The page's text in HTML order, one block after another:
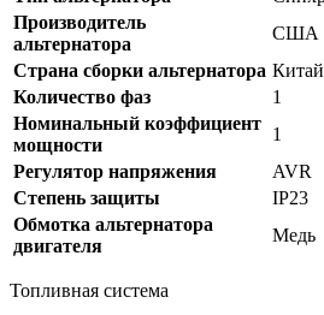
Производитель
альтернатора
США
Страна сборки альтернатора Китай
Количество фаз
1
Номинальный коэффициент
мощности
1
Регулятор напряжения
AVR
Степень защиты
IP23
Обмотка альтернатора
двигателя
Медь
Топливная система